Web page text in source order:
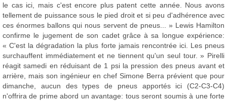
le cas ici, mais c'est encore plus patent cette année. Nous avons
tellement de puissance sous le pied droit et si peu d'adhérence avec
ces énormes ballons qui nous servent de pneus... » Lewis Hamilton
confirme le jugement de son cadet grâce à sa longue expérience:
« C'est la dégradation la plus forte jamais rencontrée ici. Les pneus
surchauffent immédiatement et ne tiennent qu'un seul tour. » Pirelli
réagit samedi en réduisant de 1 psi la pression des pneus avant et
arrière, mais son ingénieur en chef Simone Berra prévient que pour
dimanche, aucun des types de pneus apportés ici (C2-C3-C4)
n'offrira de prime abord un avantage: tous seront soumis à une forte